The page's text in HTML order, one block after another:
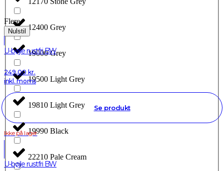
12400 Grey
19000 Grey
19500 Light Grey
19810 Light Grey
19990 Black
22210 Pale Cream
Flere
Nulstil
U-bøjle rustfri BW
249,00 kr.
inkl. moms
Se produkt
Ikke på lager
U-bøjle rustfri BW